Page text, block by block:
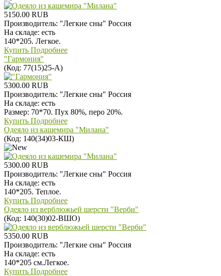
5150.00 RUB
Производитель: "Легкие сны" Россия
На складе: есть
140*205. Легкое.
Купить Подробнее
"Гармония"
(Код: 77(15)25-А)
5300.00 RUB
Производитель: "Легкие сны" Россия
На складе: есть
Размер: 70*70. Пух 80%, перо 20%.
Купить Подробнее
Одеяло из кашемира "Милана"
(Код: 140(34)03-КШ)
5300.00 RUB
Производитель: "Легкие сны" Россия
На складе: есть
140*205. Теплое.
Купить Подробнее
Одеяло из верблюжьей шерсти "Верби"
(Код: 140(30)02-ВШО)
5350.00 RUB
Производитель: "Легкие сны" Россия
На складе: есть
140*205 см.Легкое.
Купить Подробнее